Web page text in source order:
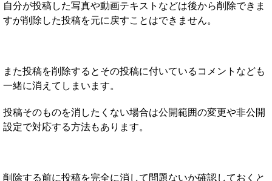
自分が投稿した写真や動画テキストなどは後から削除できま
すが削除した投稿を元に戻すことはできません。
また投稿を削除するとその投稿に付いているコメントなども
一緒に消えてしまいます。
投稿そのものを消したくない場合は公開範囲の変更や非公開
設定で対応する方法もあります。
削除する前に投稿を完全に消して問題ないか確認しておくと